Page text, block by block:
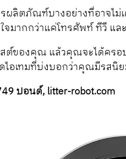
ผลิตภัณฑ์บางอย่างที่อาจไม่
จมากกว่าแค่โทรศัพท์ ทีวี แ
ต์ของคุณ แล้วคุณจะได้คร
อเทมที่บ่งบอกว่าคุณมีรสนิย
ปอนด์, litter-robot.com